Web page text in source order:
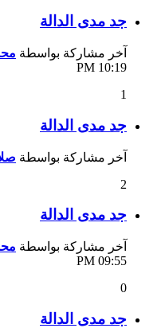
جد مدى الدالة
آخر مشاركة بواسطة
10:19 PM
1
جد مدى الدالة
آخر مشاركة بواسطة
2
جد مدى الدالة
آخر مشاركة بواسطة
09:55 PM
0
جد مدى الدالة